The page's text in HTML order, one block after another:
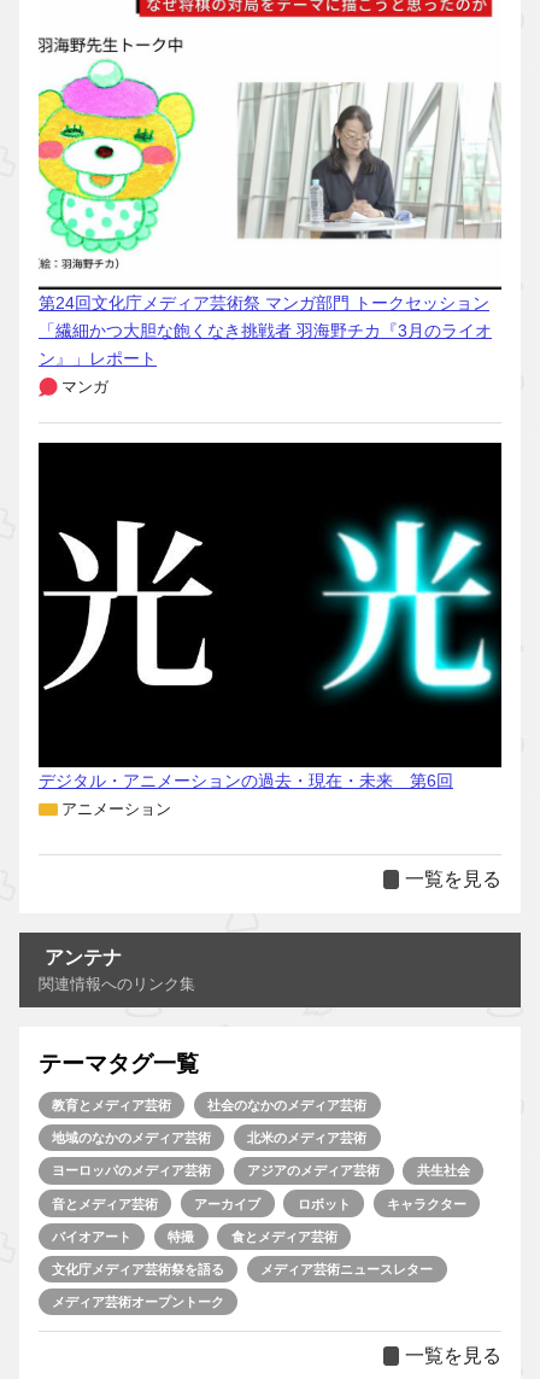
第24回文化庁メディア芸術祭 マンガ部門 トークセッション
「繊細かつ大胆な飽くなき挑戦者 羽海野チカ『3月のライオ
ン』」レポート
マンガ
デジタル・アニメーションの過去・現在・未来 第6回
アニメーション
一覧を見る
アンテナ
関連情報へのリンク集
テーマタグ一覧
教育とメディア芸術 社会のなかのメディア芸術
地域のなかのメディア芸術 北米のメディア芸術
ヨーロッパのメディア芸術 アジアのメディア芸術 共生社会
音とメディア芸術 アーカイブ ロボット キャラクター
バイオアート 特撮 食とメディア芸術
文化庁メディア芸術祭を語る メディア芸術ニュースレター
メディア芸術オープントーク
一覧を見る